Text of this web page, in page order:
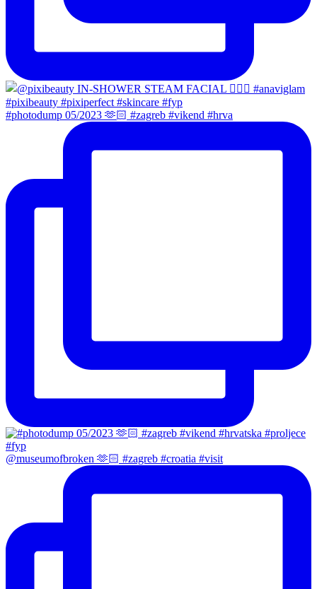
#photodump 05/2023 🫶🏻 #zagreb #vikend #hrva
@museumofbroken 🫶🏻 #zagreb #croatia #visit